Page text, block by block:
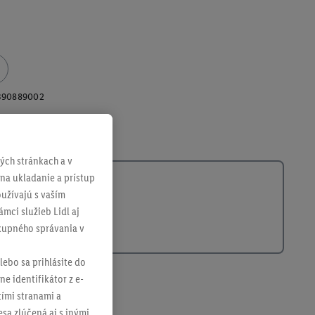
stránkach a v
ukladanie a prístup
s vaším
služieb Lidl aj
správania v
sa prihlásite do
identifikátor z e-
stranami a